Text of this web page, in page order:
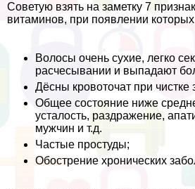
Советую взять на заметку 7
витаминов, при появлении которых
Волосы очень сухие, легко
расчесывании и выпадают
Дёсны кровоточат при чистке
Общее состояние ниже
усталость, раздражение,
мужчин и т.д.
Частые простуды;
Обострение хронических